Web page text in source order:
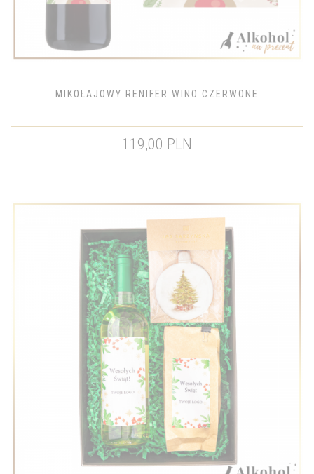
MIKOŁAJOWY RENIFER WINO CZERWONE
119,00 PLN